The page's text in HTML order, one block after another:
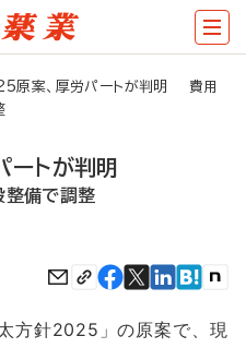
原案、厚労パートが判明 費用
トが判明
備で調整
方針2025」の原案で、現